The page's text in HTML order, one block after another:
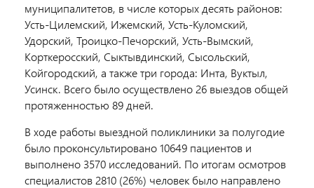
муниципалитетов, в числе которых десять районов:
Усть-Цилемский, Ижемский, Усть-Куломский,
Удорский, Троицко-Печорский, Усть-Вымский,
Корткеросский, Сыктывдинский, Сысольский,
Койгородский, а также три города: Инта, Вуктыл,
Усинск. Всего было осуществлено 26 выездов общей
протяженностью 89 дней.
В ходе работы выездной поликлиники за полугодие
было проконсультировано 10649 пациентов и
выполнено 3570 исследований. По итогам осмотров
специалистов 2810 (26%) человек было направлено